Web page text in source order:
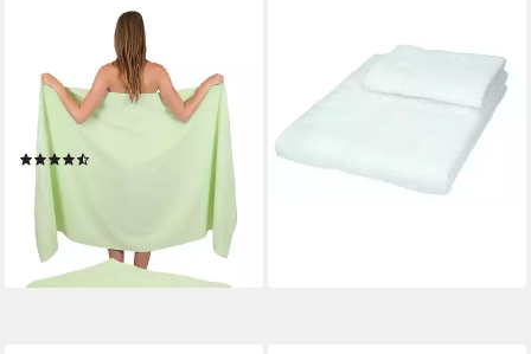
Badetuch 2 Stück Badetücher
PALERMO Größe 100 x 200
cm, 100% Baumwolle (Set),
Badetuch
59,50 €
(29,75 €/ 1 Stk)
lieferbar - in 2-3 Werktagen bei dir
+5
Badetuch 2 TLG. XXL
Badetuch Set Palermo Farbe
weiß, (Set, 2-St)
34,95 €
(17,48 €/ 1 Stk)
lieferbar - in 2-3 Werktagen bei dir